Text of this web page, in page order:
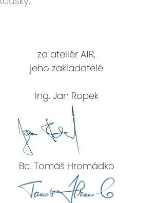
za ateliér A1R,
jeho zakladatelé
Ing. Jan Ropek
Bc. Tomáš Hromádko